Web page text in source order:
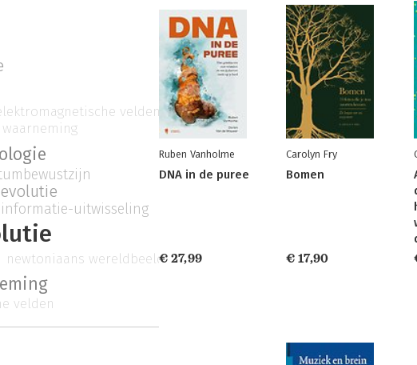
evolutie
informatie-uitwisseling
velden
waarneming
newtoniaans wereldbeeld
velden
Ruben Vanholme
DNA in de puree
€ 27,99
Carolyn Fry
Bomen
€ 17,90